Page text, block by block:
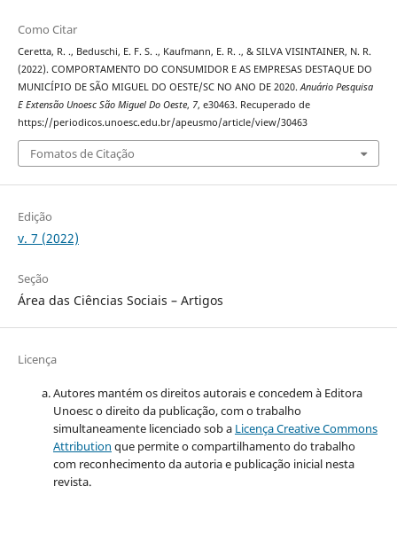
Como Citar
Ceretta, R. ., Beduschi, E. F. S. ., Kaufmann, E. R. ., & SILVA VISINTAINER, N. R.
(2022). COMPORTAMENTO DO CONSUMIDOR E AS EMPRESAS DESTAQUE DO
MUNICÍPIO DE SÃO MIGUEL DO OESTE/SC NO ANO DE 2020.Anuário Pesquisa
E Extensão Unoesc São Miguel Do Oeste, 7, e30463. Recuperado de
https://periodicos.unoesc.edu.br/apeusmo/article/view/30463
Fomatos de Citação
Edição
v. 7 (2022)
Seção
Área das Ciências Sociais – Artigos
Licença
Autores mantém os direitos autorais e concedem à Editora
Unoesc o direito da publicação, com o trabalho
simultaneamente licenciado sob a Licença Creative Commons
Attribution que permite o compartilhamento do trabalho
com reconhecimento da autoria e publicação inicial nesta
revista.